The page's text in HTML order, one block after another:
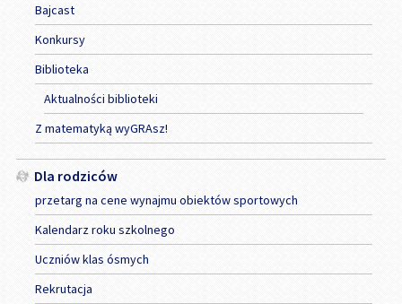
Bajcast
Konkursy
Biblioteka
Aktualności biblioteki
Z matematyką wyGRAsz!
Dla rodziców
przetarg na cene wynajmu obiektów sportowych
Kalendarz roku szkolnego
Uczniów klas ósmych
Rekrutacja